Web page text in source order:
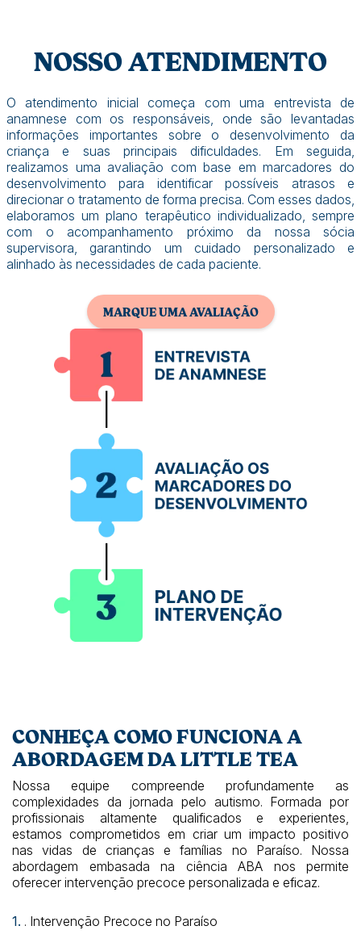
NOSSO ATENDIMENTO
O atendimento inicial começa com uma entrevista de
anamnese com os responsáveis, onde são levantadas
informações importantes sobre o desenvolvimento da
criança e suas principais dificuldades. Em seguida,
realizamos uma avaliação com base em marcadores do
desenvolvimento para identificar possíveis atrasos e
direcionar o tratamento de forma precisa. Com esses dados,
elaboramos um plano terapêutico individualizado, sempre
com o acompanhamento próximo da nossa sócia
supervisora, garantindo um cuidado personalizado e
alinhado às necessidades de cada paciente.
MARQUE UMA AVALIAÇÃO
CONHEÇA COMO FUNCIONA A
ABORDAGEM DA LITTLE TEA
Nossa equipe compreende profundamente as
complexidades da jornada pelo autismo. Formada por
profissionais altamente qualificados e experientes,
estamos comprometidos em criar um impacto positivo
nas vidas de crianças e famílias no Paraíso. Nossa
abordagem embasada na ciência ABA nos permite
oferecer intervenção precoce personalizada e eficaz.
1. . Intervenção Precoce no Paraíso